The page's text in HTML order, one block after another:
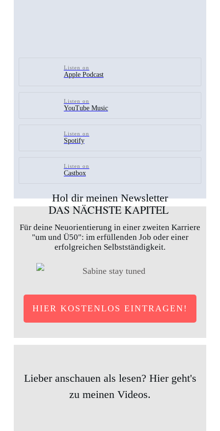
Listen on
Apple Podcast
Listen on
YouTube Music
Listen on
Spotify
Listen on
Castbox
Hol dir meinen Newsletter
DAS NÄCHSTE KAPITEL
Für deine Neuorientierung in einer zweiten Karriere
"um und Ü50": im erfüllenden Job oder einer
erfolgreichen Selbstständigkeit.
HIER KOSTENLOS EINTRAGEN!
Lieber anschauen als lesen? Hier geht's
zu meinen Videos.